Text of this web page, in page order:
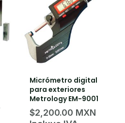
Micrómetro digital
para exteriores
Metrology EM-9001
$2,200.00